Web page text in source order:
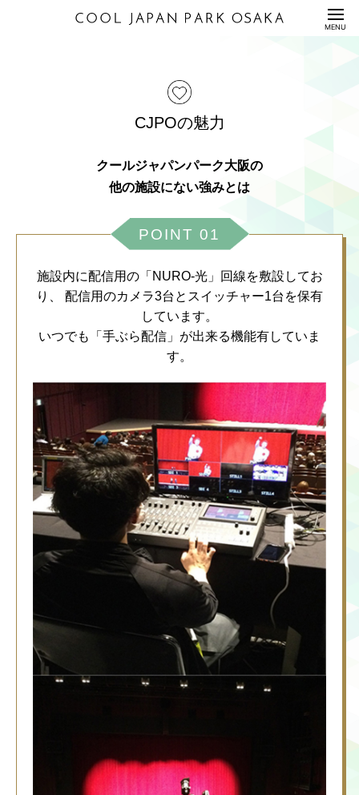
MENU
HOME
利用規約/利用申込書
GUIDANCE/APPLICATION
座席表/図面 SEAT/DRAWING
アクセス ACCESS
U S T A I N A
Language
English
简体中文
繁體中文
한국어
ご利用のお客様へ
CJPOの魅力
CJPOの魅力
クールジャパンパーク大阪の
他の施設にない強みとは
POINT 01
施設内に配信用の「NURO-光」回線を敷設してお
り、
配信用のカメラ3台とスイッチャー1台を保有
しています。
いつでも「手ぶら配信」が出来る機能有していま
す。